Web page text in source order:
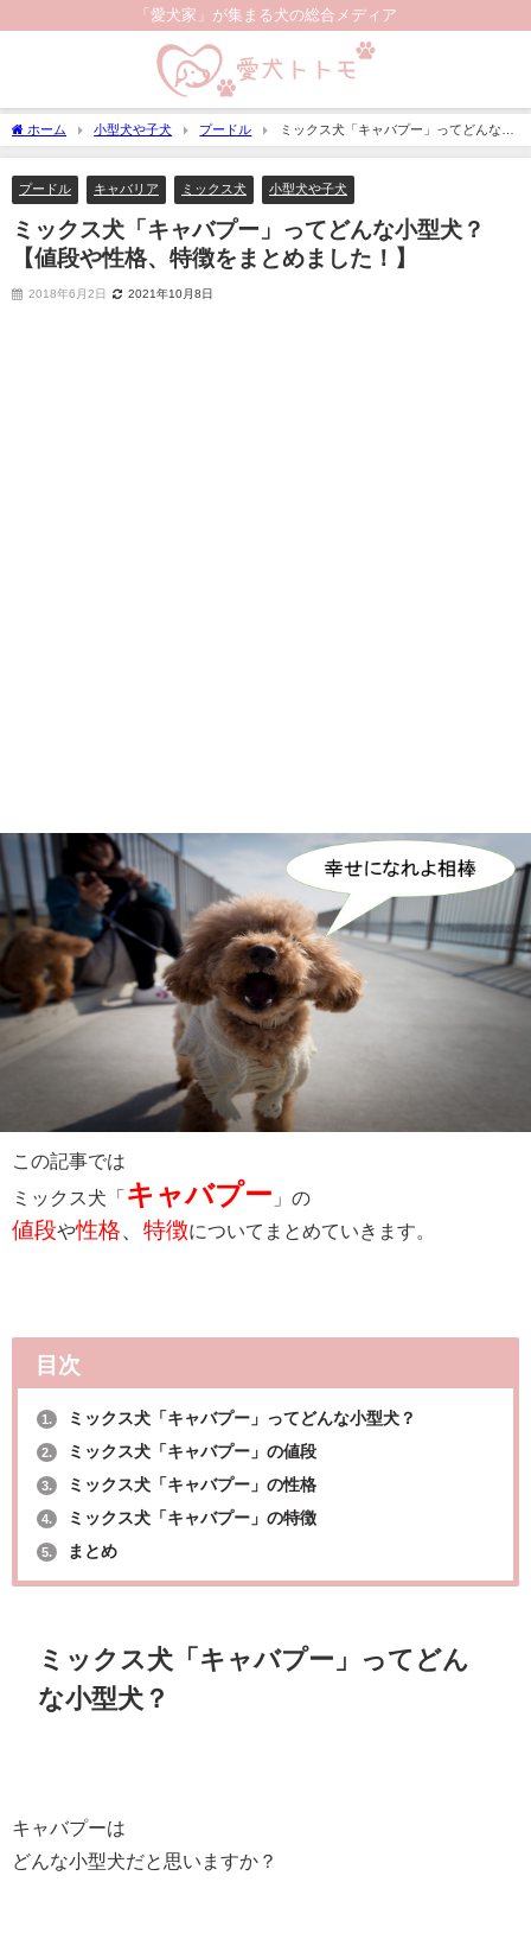
「愛犬家」が集まる犬の総合メディア
ホーム 小型犬や子犬 プードル
ミックス犬「キャバプー」ってどんな小
型犬？【値段や性格、特徴をまとめました！】
プードル キャバリア ミックス犬 小型犬や子犬
ミックス犬「キャバプー」ってどんな小型犬？
【値段や性格、特徴をまとめました！】
2018年6月2日 2021年10月8日
この記事では
ミックス犬「 キャバプー 」の
値段や性格、 特徴についてまとめていきます。
目次
1. ミックス犬「キャバプー」ってどんな小型犬？
2. ミックス犬「キャバプー」の値段
3. ミックス犬「キャバプー」の性格
4. ミックス犬「キャバプー」の特徴
5. まとめ
ミックス犬「キャバプー」ってどん
な小型犬？
キャバプーは
どんな小型犬だと思いますか？